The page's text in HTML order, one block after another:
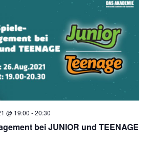
@ 19:00 -20:30
bei JUNIOR und TEENAGE